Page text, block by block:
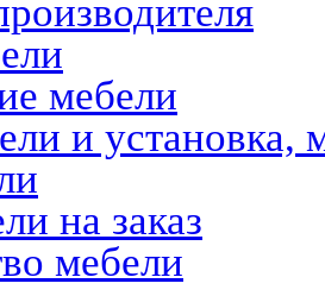
мебели
и установка,
на заказ
мебели